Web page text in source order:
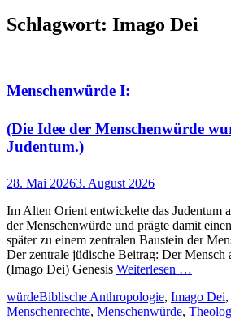
Schlagwort: Imago Dei
Menschenwürde I:
(Die Idee der Menschenwürde
Judentum.)
Posted
28. Mai 20263. August 2026
Im Alten Orient entwickelte das Judentum
der Menschenwürde und prägte damit
später zu einem zentralen Baustein der
Der zentrale jüdische Beitrag: Der Mensch
(Imago Dei) Genesis Weiterlesen …
Kategorien
würdeSchlagworte
Biblische Anthropologie, Imago Dei,
Menschenrechte, Menschenwürde,